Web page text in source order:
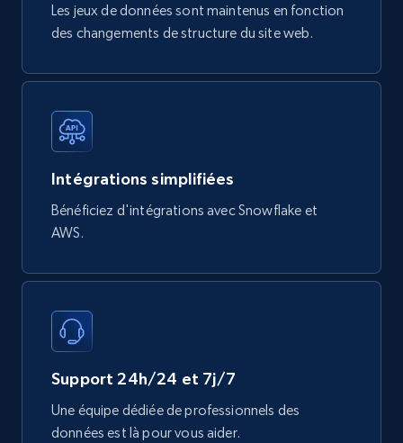
URL, Review id, Reviewer name, Review date,
Review rating, Review, Found helpful, App url, and
740+
Mouser - Products
Product url, Category url, Mouser part num, Mfr
Manufacturer url, and more.
eCommerce
717+ 91+ Buy Now
Les jeux de données sont maintenus en fonction
des changements de structure du site web.
Intégrations simplifiées
Bénéficiez d'intégrations avec Snowflake et
AWS.
Support 24h/24 et 7j/7
Une équipe dédiée de professionnels des
données est là pour vous aider.